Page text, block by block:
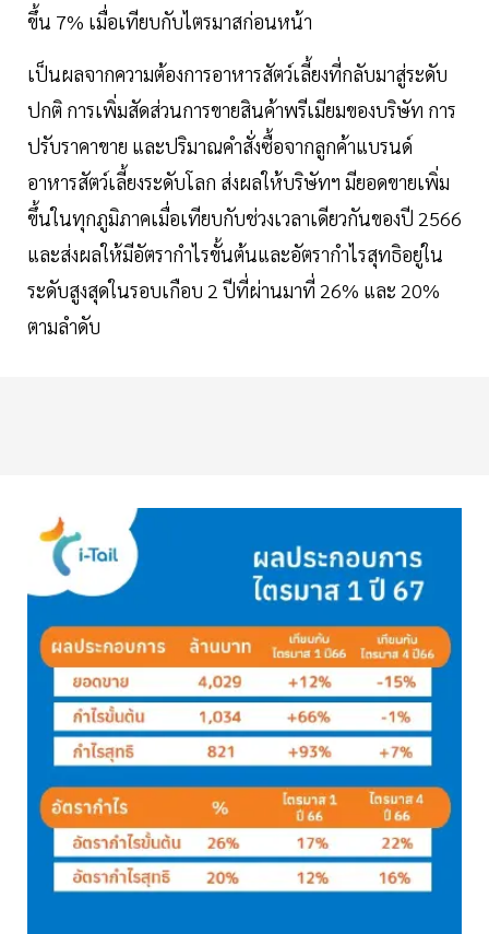
ขึ้น 7% เมื่อเทียบกับไตรมาสก่อนหน้า
เป็นผลจากความต้องการอาหารสัตว์เลี้ยงที่กลับมาสู่ระดับ
ปกติ การเพิ่มสัดส่วนการขายสินค้าพรีเมียมของบริษัท การ
ปรับราคาขาย และปริมาณคำสั่งซื้อจากลูกค้าแบรนด์
อาหารสัตว์เลี้ยงระดับโลก ส่งผลให้บริษัทฯ มียอดขายเพิ่ม
ขึ้นในทุกภูมิภาคเมื่อเทียบกับช่วงเวลาเดียวกันของปี 2566
และส่งผลให้มีอัตรากำไรขั้นต้นและอัตรากำไรสุทธิอยู่ใน
ระดับสูงสุดในรอบเกือบ 2 ปีที่ผ่านมาที่ 26% และ 20%
ตามลำดับ